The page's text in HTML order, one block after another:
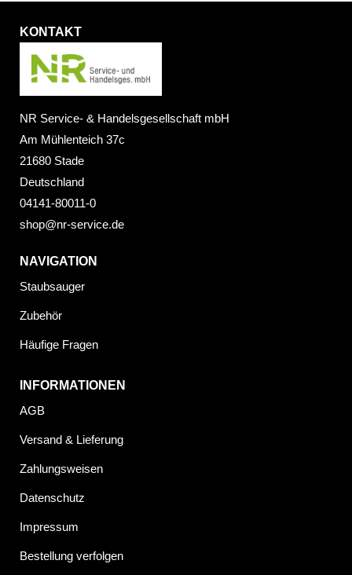
KONTAKT
NR Service- & Handelsgesellschaft mbH
Am Mühlenteich 37c
21680 Stade
Deutschland
04141-80011-0
shop@nr-service.de
NAVIGATION
Staubsauger
Zubehör
Häufige Fragen
INFORMATIONEN
AGB
Versand & Lieferung
Zahlungsweisen
Datenschutz
Impressum
Bestellung verfolgen